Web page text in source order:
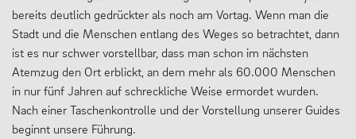
bereits deutlich gedrückter als noch am Vortag. Wenn man die
Stadt und die Menschen entlang des Weges so betrachtet, dann
ist es nur schwer vorstellbar, dass man schon im nächsten
Atemzug den Ort erblickt, an dem mehr als 60.000 Menschen
in nur fünf Jahren auf schreckliche Weise ermordet wurden.
Nach einer Taschenkontrolle und der Vorstellung unserer Guides
beginnt unsere Führung.